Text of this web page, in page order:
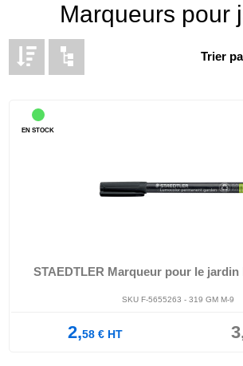
Marqueurs pour
Trier
STAEDTLER Marqueur pour le
SKU F-5655263 - 319 GM M-9
2,58€HT
EN STOCK